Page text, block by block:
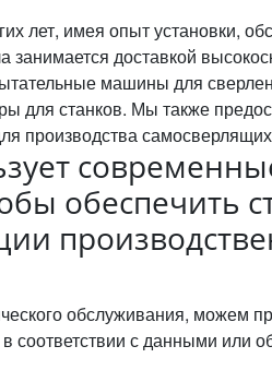
лет, имея опыт установки,
доставкой
машины для
для станков. Мы также
производства
обеспечить
обслуживания, можем
соответствии с данными или